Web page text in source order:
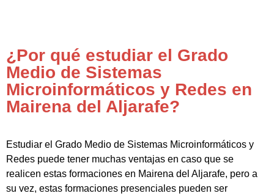
¿Por qué estudiar el Grado
Medio de Sistemas
Microinformáticos y Redes en
Mairena del Aljarafe?
Estudiar el Grado Medio de Sistemas Microinformáticos y
Redes puede tener muchas ventajas en caso que se
realicen estas formaciones en Mairena del Aljarafe, pero a
su vez, estas formaciones presenciales pueden ser